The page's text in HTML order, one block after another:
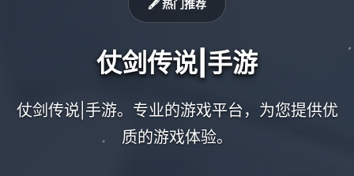
🖋️ 热门推荐
仗剑传说|手游
仗剑传说|手游。专业的游戏平台，为您提供优
质的游戏体验。